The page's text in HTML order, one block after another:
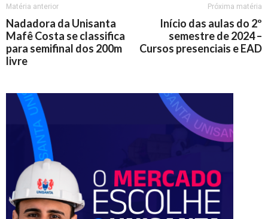
Matéria anterior
Nadadora da Unisanta
Mafê Costa se classifica
para semifinal dos 200m
livre
Próxima matéria
Início das aulas do 2º
semestre de 2024 –
Cursos presenciais e EAD